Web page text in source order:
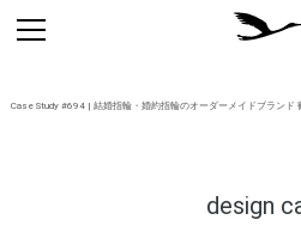
Case Study #694 | 結婚指輪・婚約指輪のオーダーメイドブランド
design
toggle
navigation